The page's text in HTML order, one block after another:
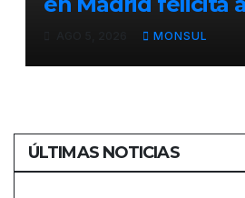
Ayuntamiento de
su dispositivo de
en las Fiestas
MONSUL
ÚLTIMAS NOTICIAS